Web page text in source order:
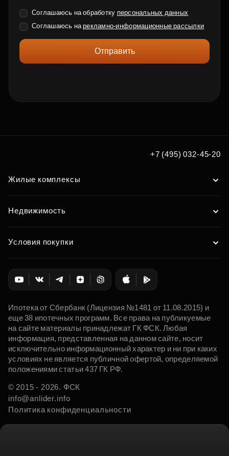
Соглашаюсь на обработку персональных данных
Соглашаюсь нарекламно-информационные рассылки
Отправить
+7 (495) 032-45-20
Жилые комплексы
Недвижимость
Условия покупки
Ипотека от Сбербанк (Лицензия №1481 от 11.08.2015) и
еще 38 ипотечных программ. Все права на публикуемые
на сайте материалы принадлежат ГК ФСК. Любая
информация, представленная на данном сайте, носит
исключительно информационный характер и ни при каких
условиях не является публичной офертой, определяемой
положениями статьи 437 ГК РФ.
© 2015 - 2026. ФСК
info@anlider.info
Политика конфиденциальности